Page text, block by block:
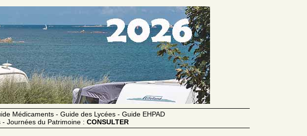
Médicaments - Guide des Lycées - Guide EHPAD
Journées du Patrimoine : CONSULTER